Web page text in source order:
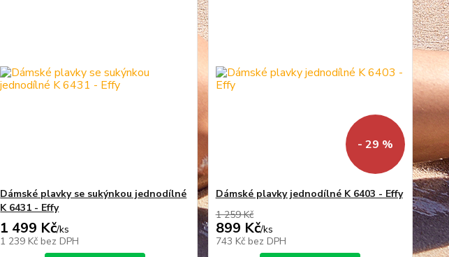
Dámské plavky se sukýnkou jednodílné
K 6431 - Effy
1 499 Kč/ks
1 239 Kč bez DPH
- 29 %
Dámské plavky jednodílné K 6403 - Effy
1 259 Kč
899 Kč/ks
743 Kč bez DPH